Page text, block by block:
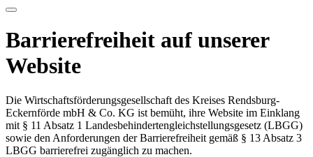
Barrierefreiheit auf unserer
Website
Die Wirtschaftsförderungsgesellschaft des Kreises Rendsburg-
Eckernförde mbH & Co. KG ist bemüht, ihre Website im Einklang
mit § 11 Absatz 1 Landesbehindertengleichstellungsgesetz (LBGG)
sowie den Anforderungen der Barrierefreiheit gemäß § 13 Absatz 3
LBGG barrierefrei zugänglich zu machen.